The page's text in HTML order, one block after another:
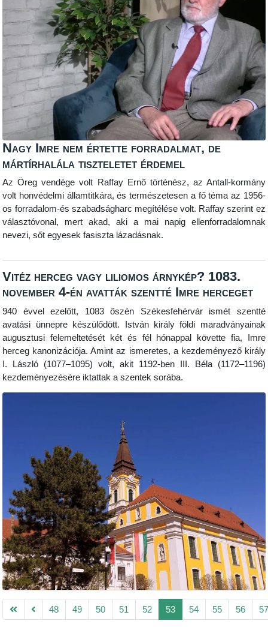
Nagy Imre nem értette forradalmat, de
mártírhalála tiszteletet érdemel
Az Öreg vendége volt Raffay Ernő történész, az Antall-kormány
volt honvédelmi államtitkára, és természetesen a fő téma az 1956-
os forradalom-és szabadságharc megítélése volt. Raffay szerint ez
választóvonal, mert akad, aki a mai napig ellenforradalomnak
nevezi, sőt egyesek fasiszta lázadásnak.
Vitéz herceg vagy liliomos árnykép? 1083.
november 4-én avatták szentté Imre herceget
940 évvel ezelőtt, 1083 őszén Székesfehérvár ismét szentté
avatási ünnepre készülődött. István király földi maradványainak
augusztusi felemeltetését két és fél hónappal követte fia, Imre
herceg kanonizációja. Amint az ismeretes, a kezdeményező király
I. László (1077–1095) volt, akit 1192-ben III. Béla (1172–1196)
kezdeményezésére iktattak a szentek sorába.
48 49 50 51 52 53 54 55 56